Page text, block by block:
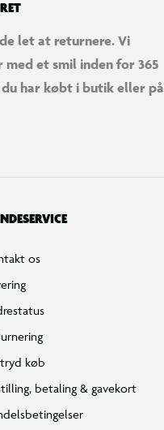
let at returnere. Vi
et smil inden for 365
du har købt i butik eller på
os
køb
betaling & gavekort